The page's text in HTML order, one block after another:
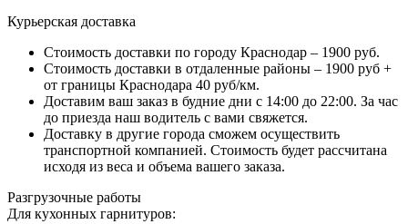
Курьерская доставка
Стоимость доставки по городу Краснодар – 1900 руб.
Стоимость доставки в отдаленные районы – 1900 руб +
от границы Краснодара 40 руб/км.
Доставим ваш заказ в будние дни с 14:00 до 22:00. За час
до приезда наш водитель с вами свяжется.
Доставку в другие города сможем осуществить
транспортной компанией. Стоимость будет рассчитана
исходя из веса и объема вашего заказа.
Разгрузочные работы
Для кухонных гарнитуров: